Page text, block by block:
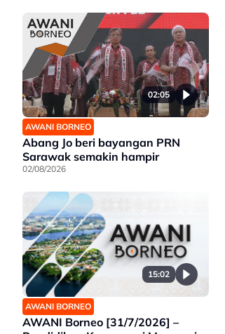
02:05
AWANI BORNEO
Abang Jo beri bayangan PRN
Sarawak semakin hampir
02/08/2026
15:02
AWANI BORNEO
AWANI Borneo [31/7/2026] –